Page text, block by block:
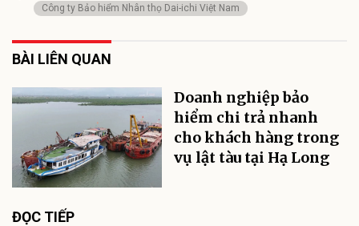
Công ty Bảo hiểm Nhân thọ Dai-ichi Việt Nam
BÀI LIÊN QUAN
Doanh nghiệp bảo
hiểm chi trả nhanh
cho khách hàng trong
vụ lật tàu tại Hạ Long
ĐỌC TIẾP